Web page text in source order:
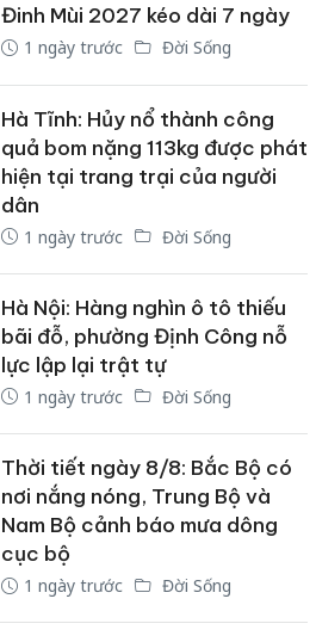
Đinh Mùi 2027 kéo dài 7 ngày
1 ngày trước Đời Sống
Hà Tĩnh: Hủy nổ thành công
quả bom nặng 113kg được phát
hiện tại trang trại của người
dân
1 ngày trước Đời Sống
Hà Nội: Hàng nghìn ô tô thiếu
bãi đỗ, phường Định Công nỗ
lực lập lại trật tự
1 ngày trước Đời Sống
Thời tiết ngày 8/8: Bắc Bộ có
nơi nắng nóng, Trung Bộ và
Nam Bộ cảnh báo mưa dông
cục bộ
1 ngày trước Đời Sống